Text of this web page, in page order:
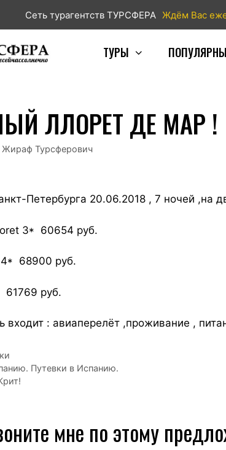
Сеть турагентств ТУРСФЕРА Ждём Вас
ТУРЫ
ЛЛОРЕТ ДЕ МАР !
Жираф Турсферович
Петербурга 20.06.2018 , 7 ночей ,на
3* 60654 руб.
4* 68900 руб.
61769 руб.
входит : авиаперелёт ,проживание ,
Путевки в Испанию.
мне по этому